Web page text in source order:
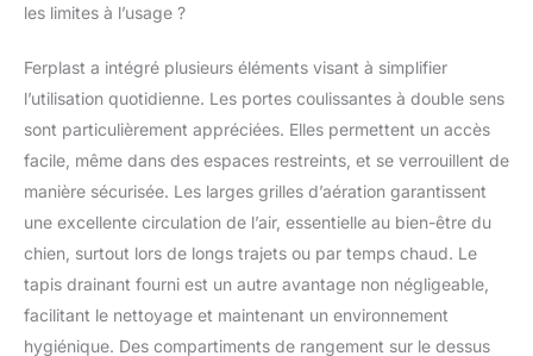
compatibles avec celles
les limites à l’usage ?
Ferplast a intégré plusieurs éléments visant à simplifier
l’utilisation quotidienne. Les portes coulissantes à double sens
sont particulièrement appréciées. Elles permettent un accès
facile, même dans des espaces restreints, et se verrouillent de
manière sécurisée. Les larges grilles d’aération garantissent
une excellente circulation de l’air, essentielle au bien-être du
chien, surtout lors de longs trajets ou par temps chaud. Le
tapis drainant fourni est un autre avantage non négligeable,
facilitant le nettoyage et maintenant un environnement
hygiénique. Des compartiments de rangement sur le dessus